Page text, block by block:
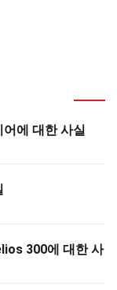
에 대한 사실
300에 대한 사